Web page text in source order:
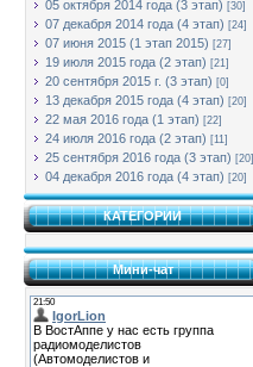
05 октября 2014 года (3 этап) [30]
07 декабря 2014 года (4 этап) [24]
07 июня 2015 (1 этап 2015) [27]
19 июля 2015 года (2 этап) [21]
20 сентября 2015 г. (3 этап) [0]
13 декабря 2015 года (4 этап) [20]
22 мая 2016 года (1 этап) [22]
24 июля 2016 года (2 этап) [11]
25 сентября 2016 года (3 этап) [20]
04 декабря 2016 года (4 этап) [20]
КАТЕГОРИИ
Мини-чат